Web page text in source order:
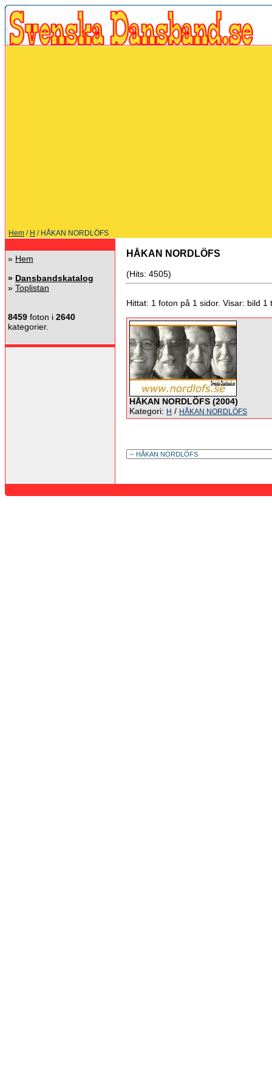
Hem / H / HÅKAN NORDLÖFS
» Hem
» Dansbandskatalog
» Toplistan
8459 foton i 2640
kategorier.
HÅKAN NORDLÖFS
(Hits: 4505)
Hittat: 1 foton på 1 sidor. Visar: bild 1
HÅKAN NORDLÖFS (2004)
Kategori: H / HÅKAN NORDLÖFS